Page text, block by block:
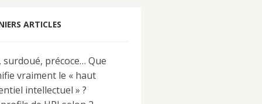
ARTICLES
surdoué, précoce… Que
vraiment le « haut
intellectuel » ?